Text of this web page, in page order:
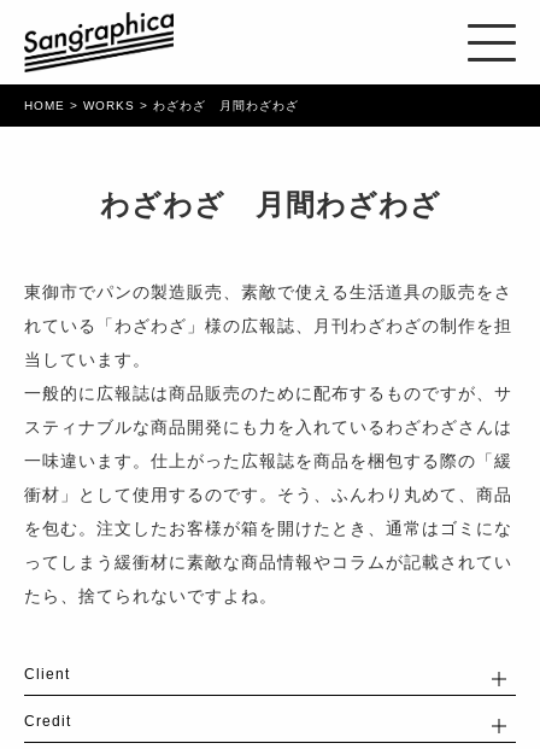
HOME > WORKS > わざわざ 月間わざわざ
わざわざ 月間わざわざ
東御市でパンの製造販売、素敵で使える生活道具の販売をさ
れている「わざわざ」様の広報誌、月刊わざわざの制作を担
当しています。
一般的に広報誌は商品販売のために配布するものですが、サ
スティナブルな商品開発にも力を入れているわざわざさんは
一味違います。仕上がった広報誌を商品を梱包する際の「緩
衝材」として使用するのです。そう、ふんわり丸めて、商品
を包む。注文したお客様が箱を開けたとき、通常はゴミにな
ってしまう緩衝材に素敵な商品情報やコラムが記載されてい
たら、捨てられないですよね。
Client
Credit